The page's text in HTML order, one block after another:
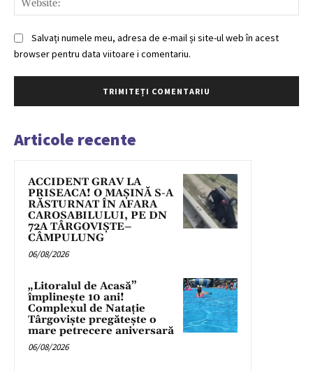
Salvați numele meu, adresa de e-mail și site-ul web în acest
browser pentru data viitoare i comentariu.
Articole recente
ACCIDENT GRAV LA
PRISEACA! O MAȘINĂ S-A
RĂSTURNAT ÎN AFARA
CAROSABILULUI, PE DN
72A TÂRGOVIȘTE–
CÂMPULUNG
06/08/2026
„Litoralul de Acasă”
împlinește 10 ani!
Complexul de Natație
Târgoviște pregătește o
mare petrecere aniversară
06/08/2026